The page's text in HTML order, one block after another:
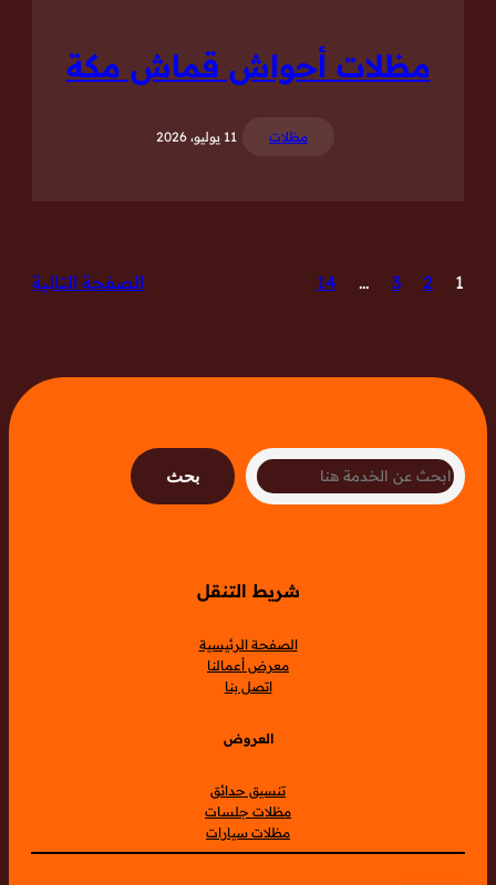
مظلات أحواش قماش مكة
مظلات 11 يوليو، 2026
1
2
3
…
14 الصفحة التالية
Search
بحث
شريط التنقل
الصفحة الرئيسية
معرض أعمالنا
اتصل بنا
العروض
تنسيق حدائق
مظلات جلسات
مظلات سيارات